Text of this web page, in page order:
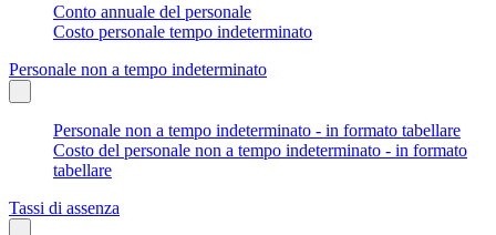
Conto annuale del personale
Costo personale tempo indeterminato
Personale non a tempo indeterminato
Personale non a tempo indeterminato - in formato tabellare
Costo del personale non a tempo indeterminato - in formato
tabellare
Tassi di assenza